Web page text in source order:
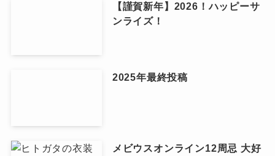
【謹賀新年】2026！ハッピーサ
ンライズ！
2025年最終投稿
メビウスオンライン12周忌 大好